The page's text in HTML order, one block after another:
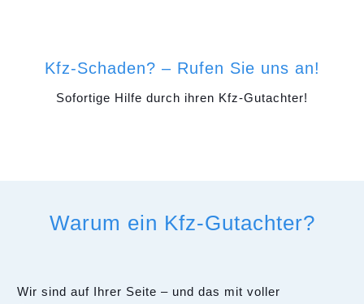
Kfz-Schaden? – Rufen Sie uns an!
Sofortige Hilfe durch ihren Kfz-Gutachter!
Warum ein Kfz-Gutachter?
Wir sind auf Ihrer Seite – und das mit voller